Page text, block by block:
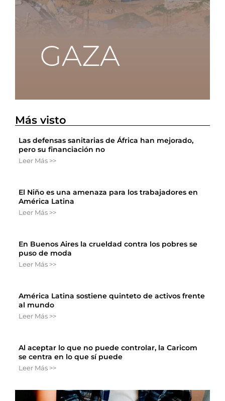
Más visto
Las defensas sanitarias de África han mejorado,
pero su financiación no
Leer Más >>
El Niño es una amenaza para los trabajadores en
América Latina
Leer Más >>
En Buenos Aires la crueldad contra los pobres se
puso de moda
Leer Más >>
América Latina sostiene quinteto de activos frente
al mundo
Leer Más >>
Al aceptar lo que no puede controlar, la Caricom
se centra en lo que sí puede
Leer Más >>